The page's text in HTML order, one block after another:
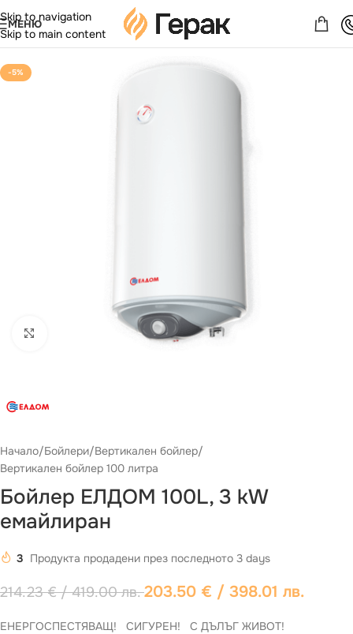
Skip to navigation
Skip to main content
МЕНЮ
-5%
Начало/Бойлери/Вертикален бойлер/
Вертикален бойлер 100 литра
Бойлер ЕЛДОМ 100L, 3 kW
емайлиран
3 Продукта продадени през последното 3 days
214.23€/ 419.00 лв.203.50 € / 398.01 лв.
ЕНЕРГОСПЕСТЯВАЩ! СИГУРЕН! С ДЪЛЪГ ЖИВОТ!